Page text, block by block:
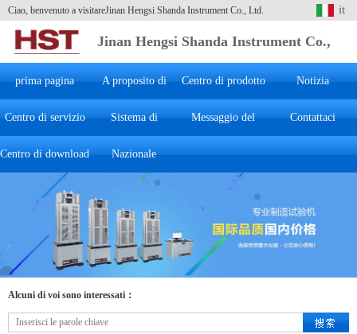
Ciao, benvenuto a visitareJinan Hengsi Shanda Instrument Co., Ltd. it
Jinan Hengsi Shanda Instrument Co.,
Ltd.
prima pagina A proposito di
Hengsi
Centro di prodotto Notizia
Centro di servizio Sistema di
marketing
Messaggio del
cliente
Contattaci
Centro di download Nazionale
Alcuni di voi sono interessati：